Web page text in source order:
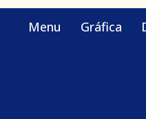
Menu Gráfica